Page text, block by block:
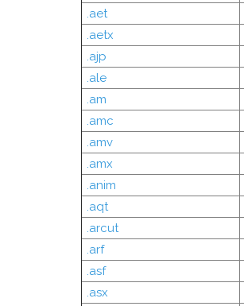
.aet
.aetx
.ajp
.ale
.am
.amc
.amv
.amx
.anim
.aqt
.arcut
.arf
.asf
.asx